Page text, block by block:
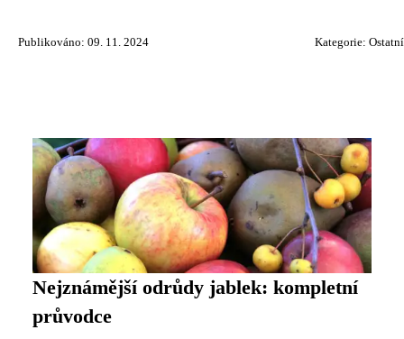
Publikováno: 09. 11. 2024 Kategorie: Ostatní
Nejznámější odrůdy jablek: kompletní
průvodce